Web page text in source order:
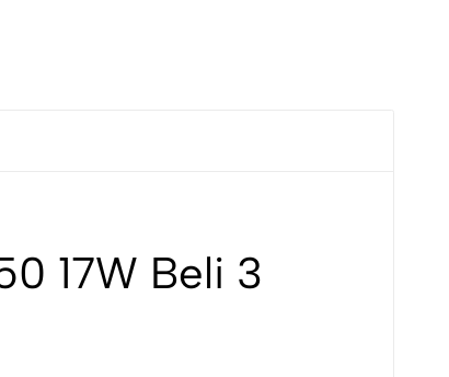
17W Beli 3